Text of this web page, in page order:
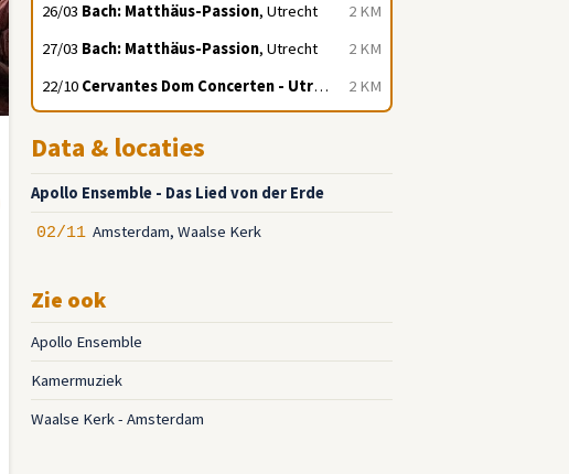
2 KM
26/03 Bach: Matthäus-Passion, Utrecht
2 KM
27/03 Bach: Matthäus-Passion, Utrecht
2 KM
22/10 Cervantes Dom Concerten - Utrecht , Utrecht
Data & locaties
Apollo Ensemble - Das Lied von der Erde
02/11 Amsterdam, Waalse Kerk
Zie ook
Apollo Ensemble
Kamermuziek
Waalse Kerk - Amsterdam